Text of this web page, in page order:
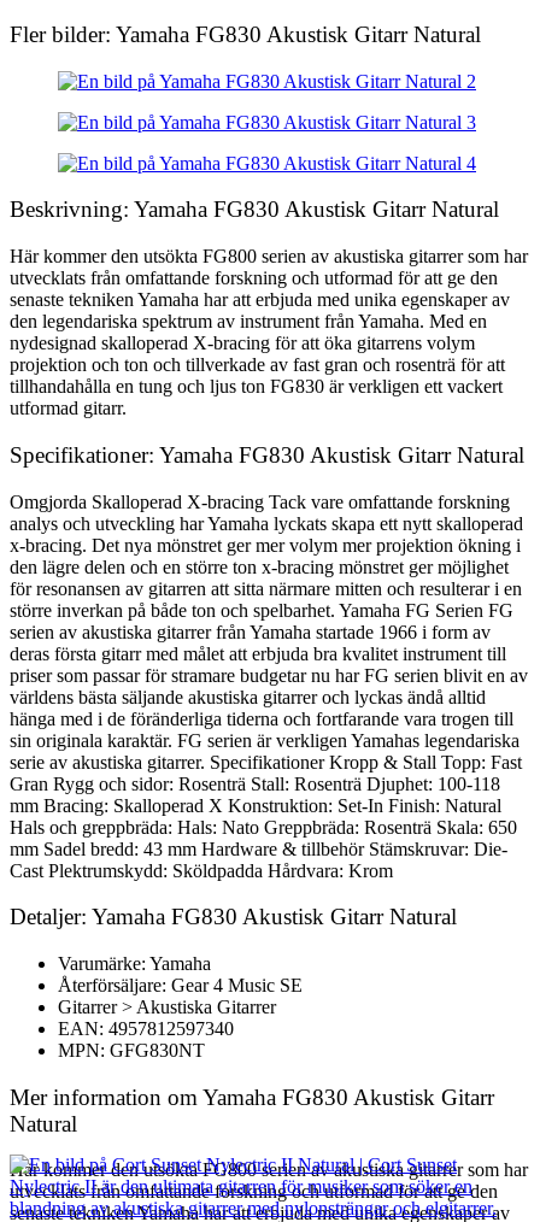
Fler bilder: Yamaha FG830 Akustisk Gitarr Natural
Beskrivning: Yamaha FG830 Akustisk Gitarr Natural
Här kommer den utsökta FG800 serien av akustiska gitarrer som har
utvecklats från omfattande forskning och utformad för att ge den
senaste tekniken Yamaha har att erbjuda med unika egenskaper av
den legendariska spektrum av instrument från Yamaha. Med en
nydesignad skalloperad X-bracing för att öka gitarrens volym
projektion och ton och tillverkade av fast gran och rosenträ för att
tillhandahålla en tung och ljus ton FG830 är verkligen ett vackert
utformad gitarr.
Specifikationer: Yamaha FG830 Akustisk Gitarr Natural
Omgjorda Skalloperad X-bracing Tack vare omfattande forskning
analys och utveckling har Yamaha lyckats skapa ett nytt skalloperad
x-bracing. Det nya mönstret ger mer volym mer projektion ökning i
den lägre delen och en större ton x-bracing mönstret ger möjlighet
för resonansen av gitarren att sitta närmare mitten och resulterar i en
större inverkan på både ton och spelbarhet. Yamaha FG Serien FG
serien av akustiska gitarrer från Yamaha startade 1966 i form av
deras första gitarr med målet att erbjuda bra kvalitet instrument till
priser som passar för stramare budgetar nu har FG serien blivit en av
världens bästa säljande akustiska gitarrer och lyckas ändå alltid
hänga med i de föränderliga tiderna och fortfarande vara trogen till
sin originala karaktär. FG serien är verkligen Yamahas legendariska
serie av akustiska gitarrer. Specifikationer Kropp & Stall Topp: Fast
Gran Rygg och sidor: Rosenträ Stall: Rosenträ Djuphet: 100-118
mm Bracing: Skalloperad X Konstruktion: Set-In Finish: Natural
Hals och greppbräda: Hals: Nato Greppbräda: Rosenträ Skala: 650
mm Sadel bredd: 43 mm Hardware & tillbehör Stämskruvar: Die-
Cast Plektrumskydd: Sköldpadda Hårdvara: Krom
Detaljer: Yamaha FG830 Akustisk Gitarr Natural
Varumärke: Yamaha
Återförsäljare: Gear 4 Music SE
Gitarrer > Akustiska Gitarrer
EAN: 4957812597340
MPN: GFG830NT
Mer information om Yamaha FG830 Akustisk Gitarr
Natural
Här kommer den utsökta FG800 serien av akustiska gitarrer som har
utvecklats från omfattande forskning och utformad för att ge den
senaste tekniken Yamaha har att erbjuda med unika egenskaper av